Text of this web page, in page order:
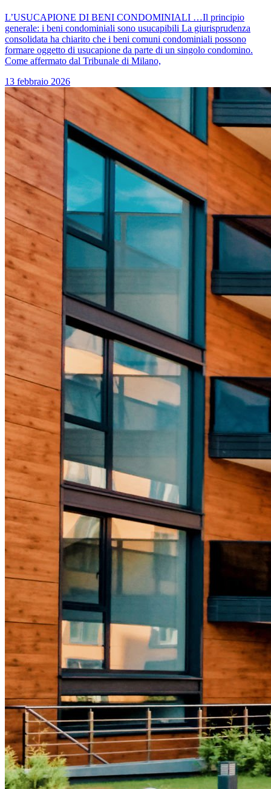
L’USUCAPIONE DI BENI CONDOMINIALI …Il principio
generale: i beni condominiali sono usucapibili La giurisprudenza
consolidata ha chiarito che i beni comuni condominiali possono
formare oggetto di usucapione da parte di un singolo condomino.
Come affermato dal Tribunale di Milano,
13 febbraio 2026